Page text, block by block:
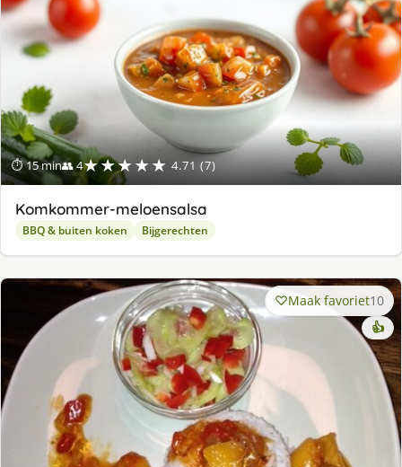
⏱ 15 min👥 4★★★★★ 4.71 (7)
Komkommer-meloensalsa
BBQ & buiten koken Bijgerechten
Maak favoriet10
👍